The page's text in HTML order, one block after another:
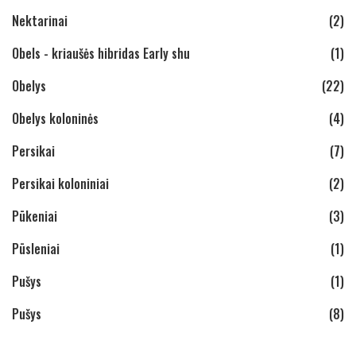
Nektarinai
(2)
Obels - kriaušės hibridas Early shu
(1)
Obelys
(22)
Obelys koloninės
(4)
Persikai
(7)
Persikai koloniniai
(2)
Pūkeniai
(3)
Pūsleniai
(1)
Pušys
(1)
Pušys
(8)